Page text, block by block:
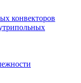
конвекторов